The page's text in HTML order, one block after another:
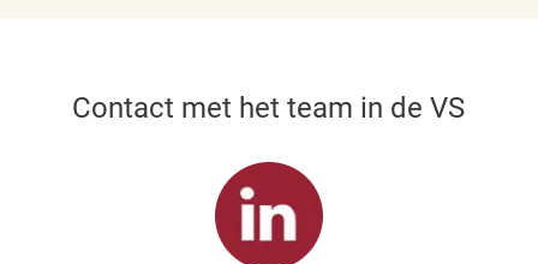
Contact met het team in de VS